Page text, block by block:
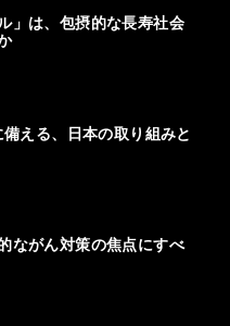
」は、包摂的な長寿社会
える、日本の取り組みと
ながん対策の焦点にすべ